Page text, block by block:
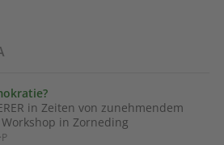
in Zeiten von zunehmendem
in Zorneding